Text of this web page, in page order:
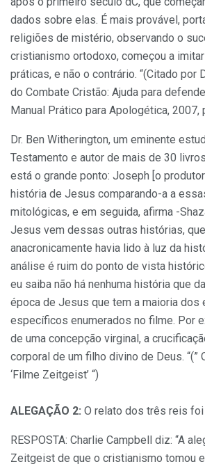
dados sobre elas. É mais provável,
religiões de mistério, observando o
cristianismo ortodoxo, começou a
práticas, e não o contrário. “(Citado por
do Combate Cristão: Ajuda para
Manual Prático para Apologética, 2007,
Dr. Ben Witherington, um eminente
Testamento e autor de mais de 30
está o grande ponto: Joseph [o
história de Jesus comparando-a a
mitológicas, e em seguida, afirma -
Jesus vem dessas outras histórias,
anacronicamente havia lido à luz da
análise é ruim do ponto de vista
eu saiba não há nenhuma história que
época de Jesus que tem a maioria dos
específicos enumerados no filme. Por
de uma concepção virginal, a
corporal de um filho divino de Deus. “(”
‘Filme Zeitgeist’ “)
ALEGAÇÃO 2: O relato dos três reis
RESPOSTA: Charlie Campbell diz: “A
Zeitgeist de que o cristianismo tomou